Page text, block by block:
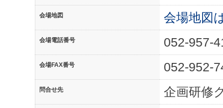
会場地図 会場地図
会場電話番号 052-957-
会場FAX番号 052-952-
問合せ先 企画研修